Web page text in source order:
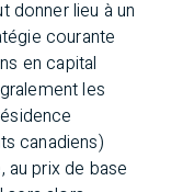
donner lieu à un
courante
en capital
les
canadiens)
au prix de base